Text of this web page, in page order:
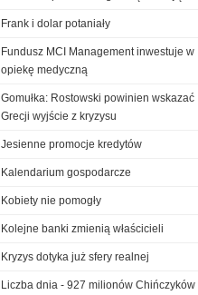
Frank i dolar potaniały
Fundusz MCI Management inwestuje w
opiekę medyczną
Gomułka: Rostowski powinien wskazać
Grecji wyjście z kryzysu
Jesienne promocje kredytów
Kalendarium gospodarcze
Kobiety nie pomogły
Kolejne banki zmienią właścicieli
Kryzys dotyka już sfery realnej
Liczba dnia - 927 milionów Chińczyków